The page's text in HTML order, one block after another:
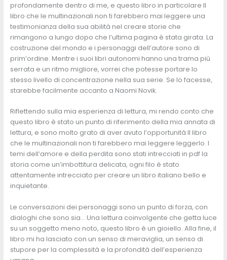
profondamente dentro di me, e questo libro in particolare Il
libro che le multinazionali non ti farebbero mai leggere una
testimonianza della sua abilità nel creare storie che
rimangono a lungo dopo che l’ultima pagina è stata girata. La
costruzione del mondo e i personaggi dell’autore sono di
prim’ordine. Mentre i suoi libri autonomi hanno una trama più
serrata e un ritmo migliore, vorrei che potesse portare lo
stesso livello di concentrazione nella sua serie. Se lo facesse,
starebbe facilmente accanto a Naomi Novik.
Riflettendo sulla mia esperienza di lettura, mi rendo conto che
questo libro è stato un punto di riferimento della mia annata di
lettura, e sono molto grato di aver avuto l’opportunità Il libro
che le multinazionali non ti farebbero mai leggere leggerlo. I
temi dell’amore e della perdita sono stati intrecciati in pdf la
storia come un’imbottitura delicata, ogni filo è stato
attentamente intrecciato per creare un libro italiano bello e
inquietante.
Le conversazioni dei personaggi sono un punto di forza, con
dialoghi che sono sia… Una lettura coinvolgente che getta luce
su un soggetto meno noto, questo libro è un gioiello. Alla fine, il
libro mi ha lasciato con un senso di meraviglia, un senso di
stupore per la complessità e la profondità dell’esperienza